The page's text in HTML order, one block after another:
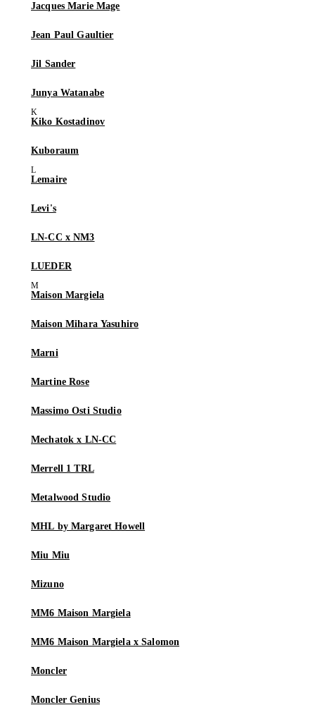
Jacques Marie Mage
Jean Paul Gaultier
Jil Sander
Junya Watanabe
Kiko Kostadinov
Kuboraum
Lemaire
Levi's
LN-CC x NM3
LUEDER
Maison Margiela
Maison Mihara Yasuhiro
Marni
Martine Rose
Massimo Osti Studio
Mechatok x LN-CC
Merrell 1 TRL
Metalwood Studio
MHL by Margaret Howell
Miu Miu
Mizuno
MM6 Maison Margiela
MM6 Maison Margiela x Salomon
Moncler
Moncler Genius